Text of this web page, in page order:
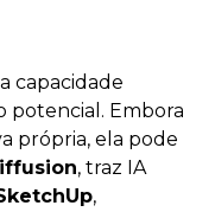
capacidade
potencial. Embora
própria, ela pode
, traz IA
,